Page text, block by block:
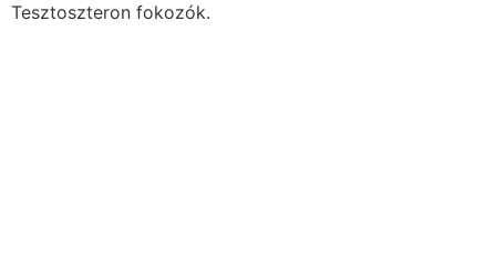
Tesztoszteron fokozók.